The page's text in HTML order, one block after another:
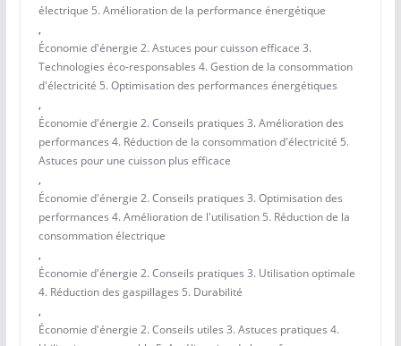
électrique 5. Amélioration de la performance énergétique
,
Économie d'énergie 2. Astuces pour cuisson efficace 3.
Technologies éco-responsables 4. Gestion de la consommation
d'électricité 5. Optimisation des performances énergétiques
,
Économie d'énergie 2. Conseils pratiques 3. Amélioration des
performances 4. Réduction de la consommation d'électricité 5.
Astuces pour une cuisson plus efficace
,
Économie d'énergie 2. Conseils pratiques 3. Optimisation des
performances 4. Amélioration de l'utilisation 5. Réduction de la
consommation électrique
,
Économie d'énergie 2. Conseils pratiques 3. Utilisation optimale
4. Réduction des gaspillages 5. Durabilité
,
Économie d'énergie 2. Conseils utiles 3. Astuces pratiques 4.